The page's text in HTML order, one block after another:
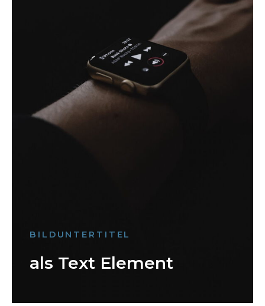
BILDUNTERTITEL
als Text Element